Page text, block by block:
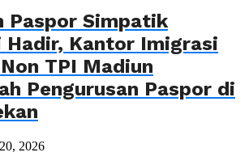
Paspor Simpatik
Hadir, Kantor Imigrasi
TPI Madiun
Pengurusan Paspor di
2026